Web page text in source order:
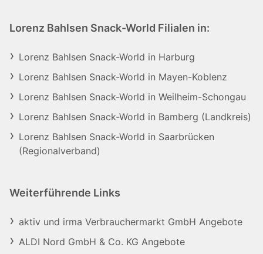
Lorenz Bahlsen Snack-World Filialen in:
Lorenz Bahlsen Snack-World in Harburg
Lorenz Bahlsen Snack-World in Mayen-Koblenz
Lorenz Bahlsen Snack-World in Weilheim-Schongau
Lorenz Bahlsen Snack-World in Bamberg (Landkreis)
Lorenz Bahlsen Snack-World in Saarbrücken
(Regionalverband)
Weiterführende Links
aktiv und irma Verbrauchermarkt GmbH Angebote
ALDI Nord GmbH & Co. KG Angebote